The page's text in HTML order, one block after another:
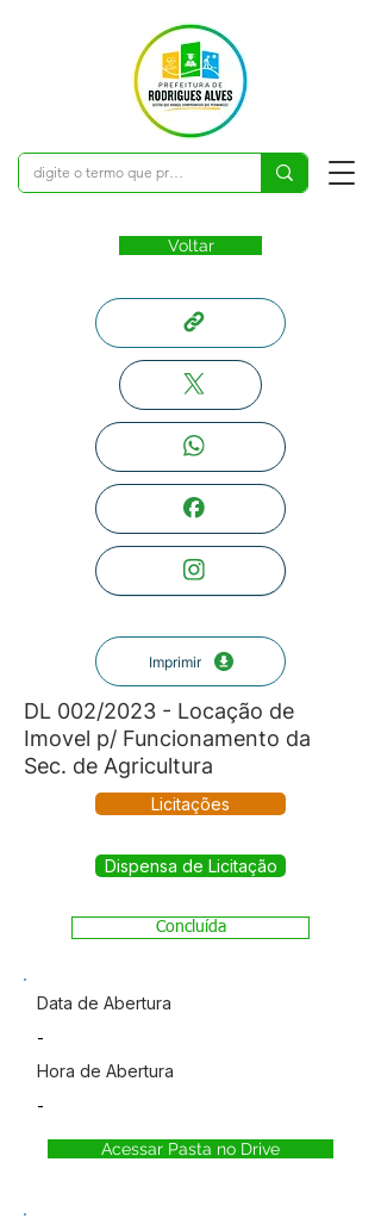
Voltar
Imprimir
DL 002/2023 - Locação de
Imovel p/ Funcionamento da
Sec. de Agricultura
Licitações
Dispensa de Licitação
Concluída
Data de Abertura
-
Hora de Abertura
-
Acessar Pasta no Drive